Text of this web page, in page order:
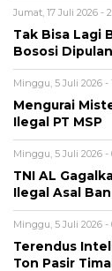
Jumat, 17 Juli 2026 -
Tak Bisa Lagi
Bososi
Minggu, 5 Juli 2026 -
Mengurai
Ilegal PT MSP
Minggu, 5 Juli 2026 -
TNI AL
Ilegal Asal
Minggu, 5 Juli 2026 -
Terendus
Ton Pasir